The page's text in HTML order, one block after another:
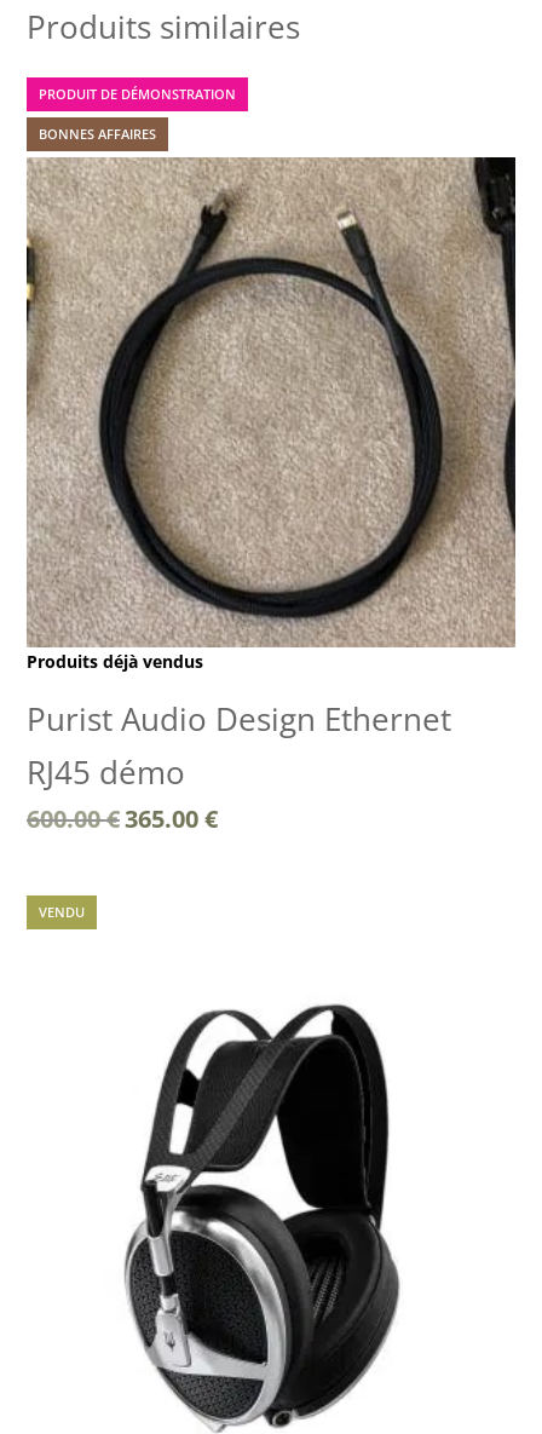
Produits similaires
PRODUIT DE DÉMONSTRATION
BONNES AFFAIRES
Produits déjà vendus
Purist Audio Design Ethernet
RJ45 démo
600.00€ Le
365.00€Le
VENDU